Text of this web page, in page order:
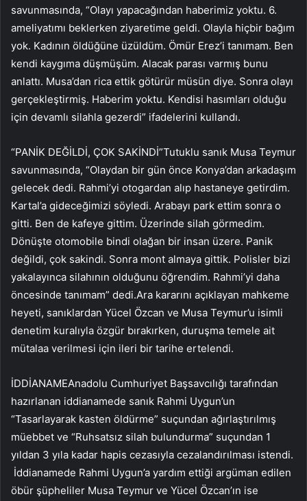
savunmasında, “Olayı yapacağından haberimiz yoktu. 6.
ameliyatımı beklerken ziyaretime geldi. Olayla hiçbir bağım
yok. Kadının öldüğüne üzüldüm. Ömür Erez’i tanımam. Ben
kendi kaygıma düşmüşüm. Alacak parası varmış bunu
anlattı. Musa’dan rica ettik götürür müsün diye. Sonra olayı
gerçekleştirmiş. Haberim yoktu. Kendisi hasımları olduğu
için devamlı silahla gezerdi” ifadelerini kullandı.
“PANİK DEĞİLDİ, ÇOK SAKİNDİ”Tutuklu sanık Musa Teymur
savunmasında, “Olaydan bir gün önce Konya’dan arkadaşım
gelecek dedi. Rahmi’yi otogardan alıp hastaneye getirdim.
Kartal’a gideceğimizi söyledi. Arabayı park ettim sonra o
gitti. Ben de kafeye gittim. Üzerinde silah görmedim.
Dönüşte otomobile bindi olağan bir insan üzere. Panik
değildi, çok sakindi. Sonra mont almaya gittik. Polisler bizi
yakalayınca silahının olduğunu öğrendim. Rahmi’yi daha
öncesinde tanımam” dedi.Ara kararını açıklayan mahkeme
heyeti, sanıklardan Yücel Özcan ve Musa Teymur’u isimli
denetim kuralıyla özgür bırakırken, duruşma temele ait
mütalaa verilmesi için ileri bir tarihe ertelendi.
İDDİANAMEAnadolu Cumhuriyet Başsavcılığı tarafından
hazırlanan iddianamede sanık Rahmi Uygun’un
“Tasarlayarak kasten öldürme” suçundan ağırlaştırılmış
müebbet ve “Ruhsatsız silah bulundurma” suçundan 1
yıldan 3 yıla kadar hapis cezasıyla cezalandırılması istendi.
İddianamede Rahmi Uygun’a yardım ettiği argüman edilen
öbür şüpheliler Musa Teymur ve Yücel Özcan’ın ise